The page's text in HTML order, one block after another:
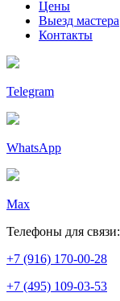
Цены
Выезд мастера
Контакты
Telegram
WhatsApp
Max
Телефоны для связи:
+7 (916) 170-00-28
+7 (495) 109-03-53